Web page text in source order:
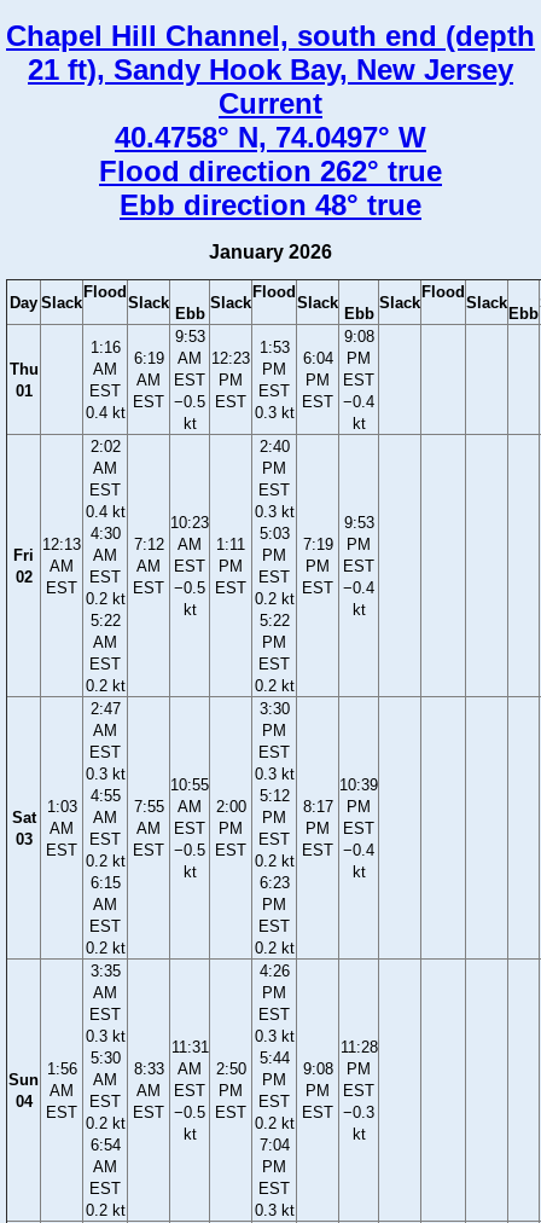
Chapel Hill Channel, south end (depth
21 ft), Sandy Hook Bay, New Jersey
Current
40.4758° N, 74.0497° W
Flood direction 262° true
Ebb direction 48° true
January 2026
Day Slack
Flood
Slack
Ebb
Slack
Flood
Slack
Ebb
Slack
Flood
Slack
Ebb
Thu
01
1:16
AM
EST
0.4 kt
6:19
AM
EST
9:53
AM
EST
−0.5
kt
12:23
PM
EST
1:53
PM
EST
0.3 kt
6:04
PM
EST
9:08
PM
EST
−0.4
kt
Fri
02
12:13
AM
EST
2:02
AM
EST
0.4 kt
4:30
AM
EST
0.2 kt
5:22
AM
EST
0.2 kt
7:12
AM
EST
10:23
AM
EST
−0.5
kt
1:11
PM
EST
2:40
PM
EST
0.3 kt
5:03
PM
EST
0.2 kt
5:22
PM
EST
0.2 kt
7:19
PM
EST
9:53
PM
EST
−0.4
kt
Sat
03
1:03
AM
EST
2:47
AM
EST
0.3 kt
4:55
AM
EST
0.2 kt
6:15
AM
EST
0.2 kt
7:55
AM
EST
10:55
AM
EST
−0.5
kt
2:00
PM
EST
3:30
PM
EST
0.3 kt
5:12
PM
EST
0.2 kt
6:23
PM
EST
0.2 kt
8:17
PM
EST
10:39
PM
EST
−0.4
kt
Sun
04
1:56
AM
EST
3:35
AM
EST
0.3 kt
5:30
AM
EST
0.2 kt
6:54
AM
EST
0.2 kt
8:33
AM
EST
11:31
AM
EST
−0.5
kt
2:50
PM
EST
4:26
PM
EST
0.3 kt
5:44
PM
EST
0.2 kt
7:04
PM
EST
0.3 kt
9:08
PM
EST
11:28
PM
EST
−0.3
kt